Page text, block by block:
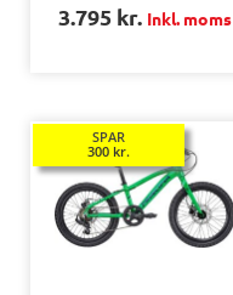
3.795 kr. Inkl. moms
SPAR
300 kr.